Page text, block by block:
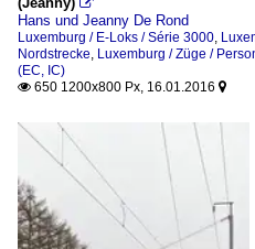
Hans und Jeanny De Rond
Luxemburg / E-Loks / Série 3000,
Nordstrecke, Luxemburg / Züge /
(EC, IC)
 650 1200x800 Px, 16.01.2016 